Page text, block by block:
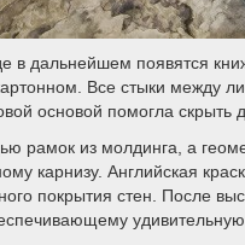
в дальнейшем появятся
Все стыки между
основой помогла скрыть
рамок из молдинга, а
карнизу. Английская
покрытия стен. После